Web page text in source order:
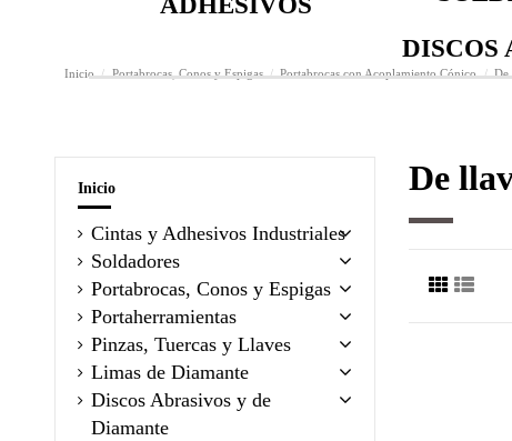
DISCOS
Inicio Portabrocas, Conos y Espigas Portabrocas con Acoplamiento Cónico De
De
Inicio
Cintas y Adhesivos Industriales
Soldadores
Portabrocas, Conos y Espigas
Portaherramientas
Pinzas, Tuercas y Llaves
Limas de Diamante
Discos Abrasivos y de
Diamante